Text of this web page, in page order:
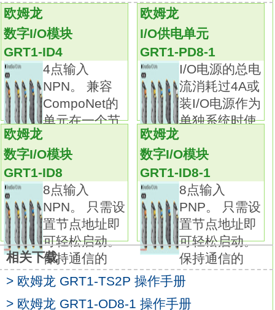
便于在不断开电线的情况下维护GRT1-OD8G-
1
DIN导轨安装。
单元：连接器型号。
I/O分类：数字输入。
内部I/O公用终端：PNP (- common)。
I/O点：16点。
I/O连接：Molex连接器。
电源电压：DC24V。
I/O规格：DC/晶体管GRT1-OD8G-1操作手
册。功能、性能大幅提升。轻松实现高精度和
多功能。
加热器断线检测功能
（基于加热器电阻值的监测，实现更准确的断
线检测。可检测多台加热器中的单台断线）。
可通过数字显示监控设定值与输出量。
可选择控制模式（相位控制、最佳周期控
制）。
欧姆龙
数字I/O模块
GRT1-ID4
4点输入
NPN。 兼容
CompoNet的
单元在一个节
欧姆龙
I/O供电单元
GRT1-PD8-1
I/O电源的总电
流消耗过4A或
装I/O电源作为
单独系统时使
欧姆龙
数字I/O模块
GRT1-ID8
8点输入
NPN。 只需设
置节点地址即
可轻松启动。
保持通信的
欧姆龙
数字I/O模块
GRT1-ID8-1
8点输入
PNP。 只需设
置节点地址即
可轻松启动。
保持通信的
相关下载
> 欧姆龙 GRT1-TS2P 操作手册
> 欧姆龙 GRT1-OD8-1 操作手册